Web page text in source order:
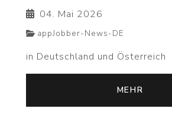
04. Mai 2026
appJobber-News-DE
in Deutschland und Österreich
MEHR